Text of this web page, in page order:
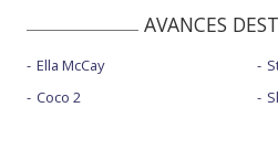
AVANCES
Ella McCay
Coco 2